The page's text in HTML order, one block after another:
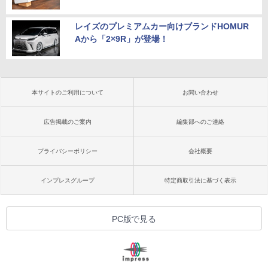
レイズのプレミアムカー向けブランドHOMUR
Aから「2×9R」が登場！
本サイトのご利用について お問い合わせ
広告掲載のご案内 編集部へのご連絡
プライバシーポリシー 会社概要
インプレスグループ 特定商取引法に基づく表示
PC版で見る